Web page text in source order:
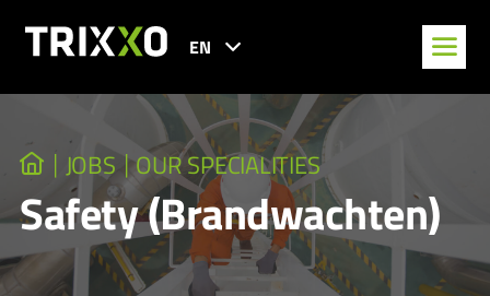
EN
JOBS OUR SPECIALITIES
Safety (Brandwachten)